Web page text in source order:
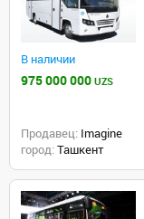
В наличии
975 000 000 UZS
Продавец: Imagine
город: Ташкент